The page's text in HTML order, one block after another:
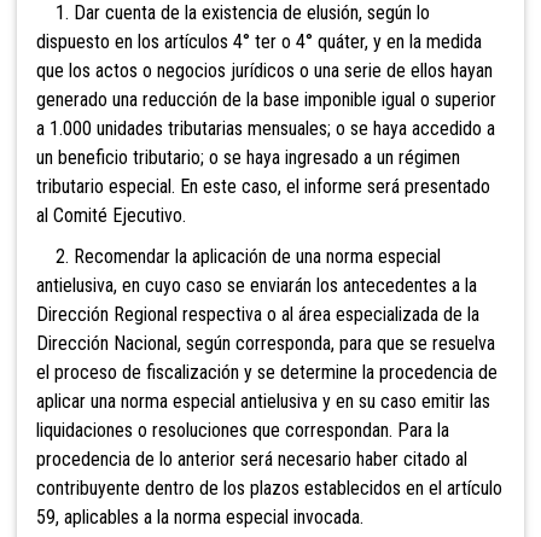
1. Dar cuenta de la existencia de elusión, según lo
dispuesto en los artículos 4° ter o 4° quáter, y en la medida
que los actos o negocios jurídicos o una serie de ellos hayan
generado una reducción de la base imponible igual o superior
a 1.000 unidades tributarias mensuales; o se haya accedido a
un beneficio tributario; o se haya ingresado a un régimen
tributario especial. En este caso, el informe será presentado
al Comité Ejecutivo.
2. Recomendar la aplicación de una norma especial
antielusiva, en cuyo caso se enviarán los antecedentes a la
Dirección Regional respectiva o al área especializada de la
Dirección Nacional, según corresponda, para que se resuelva
el proceso de fiscalización y se determine la procedencia de
aplicar una norma especial antielusiva y en su caso emitir las
liquidaciones o resoluciones que correspondan. Para la
procedencia de lo anterior será necesario haber citado al
contribuyente dentro de los plazos establecidos en el artículo
59, aplicables a la norma especial invocada.